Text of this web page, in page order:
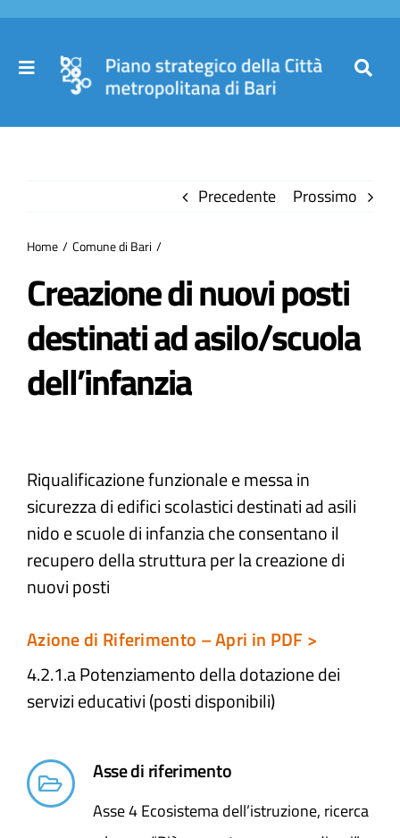
Salta
contenuto
Toggle
Partecipa
Comuni
Notizie
Progetti
Precedente Prossimo
Home Comune di Bari
Creazione di nuovi posti
destinati ad asilo/scuola
dell’infanzia
Riqualificazione funzionale e messa in
sicurezza di edifici scolastici destinati ad asili
nido e scuole di infanzia che consentano il
recupero della struttura per la creazione di
nuovi posti
Azione di Riferimento – Apri in PDF >
4.2.1.a Potenziamento della dotazione dei
servizi educativi (posti disponibili)
Asse di riferimento
Asse 4 Ecosistema dell’istruzione, ricerca